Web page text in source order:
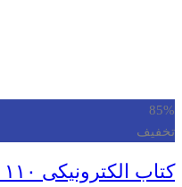
85%
تخفیف
کتاب الکترونیکی ۱۱۰ درس تخصصی شبکه